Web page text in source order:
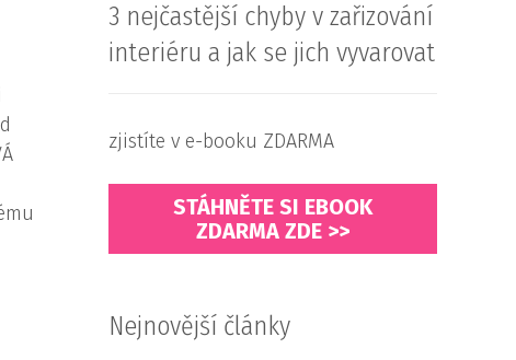
3 nejčastější chyby v zařizování
interiéru a jak se jich vyvarovat
zjistíte v e-booku ZDARMA
STÁHNĚTE SI EBOOK
ZDARMA ZDE >>
Nejnovější články